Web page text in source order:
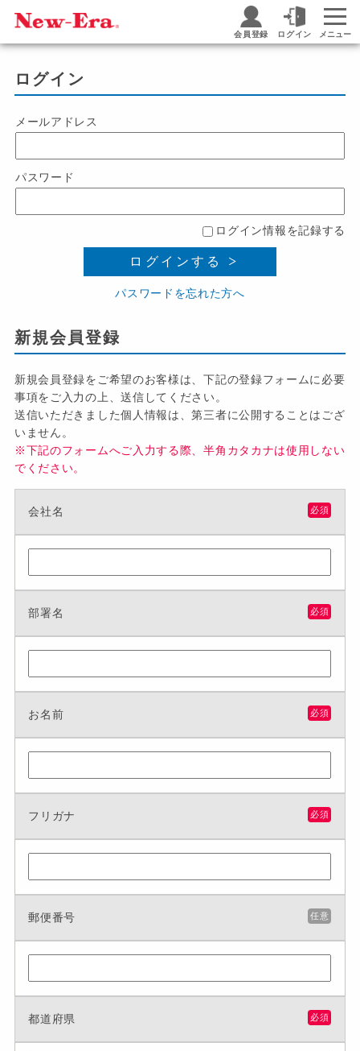
会員登録 ログイン メニュー
ログイン
メールアドレス
パスワード
ログイン情報を記録する
ログインする
パスワードを忘れた方へ
新規会員登録
新規会員登録をご希望のお客様は、下記の登録フォームに必要
事項をご入力の上、送信してください。
送信いただきました個人情報は、第三者に公開することはござ
いません。
※下記のフォームへご入力する際、半角カタカナは使用しない
でください。
会社名 必須
部署名 必須
お名前 必須
フリガナ 必須
郵便番号 任意
都道府県 必須